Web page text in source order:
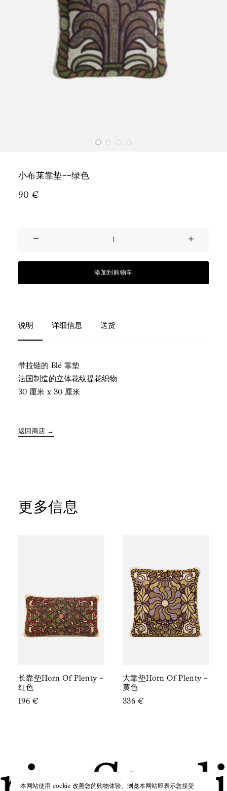
小布莱靠垫--绿色
90€
莱
色
数
添加到购物车
说明 详细信息 送货
带拉链的 Blé 靠垫
法国制造的立体花纹提花织物
30 厘米 x 30 厘米
返回商店 →
更多信息
长靠垫Horn Of Plenty -
红色
196€
大靠垫Horn Of Plenty -
黄色
336€
本网站使用 cookie 改善您的购物体验。浏览本网站即表示您接受